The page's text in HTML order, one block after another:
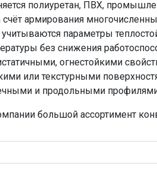
полиуретан, ПВХ,
армирования
учитываются параметры
без снижения
огнестойкими
или текстурными
и продольными
большой ассортимент